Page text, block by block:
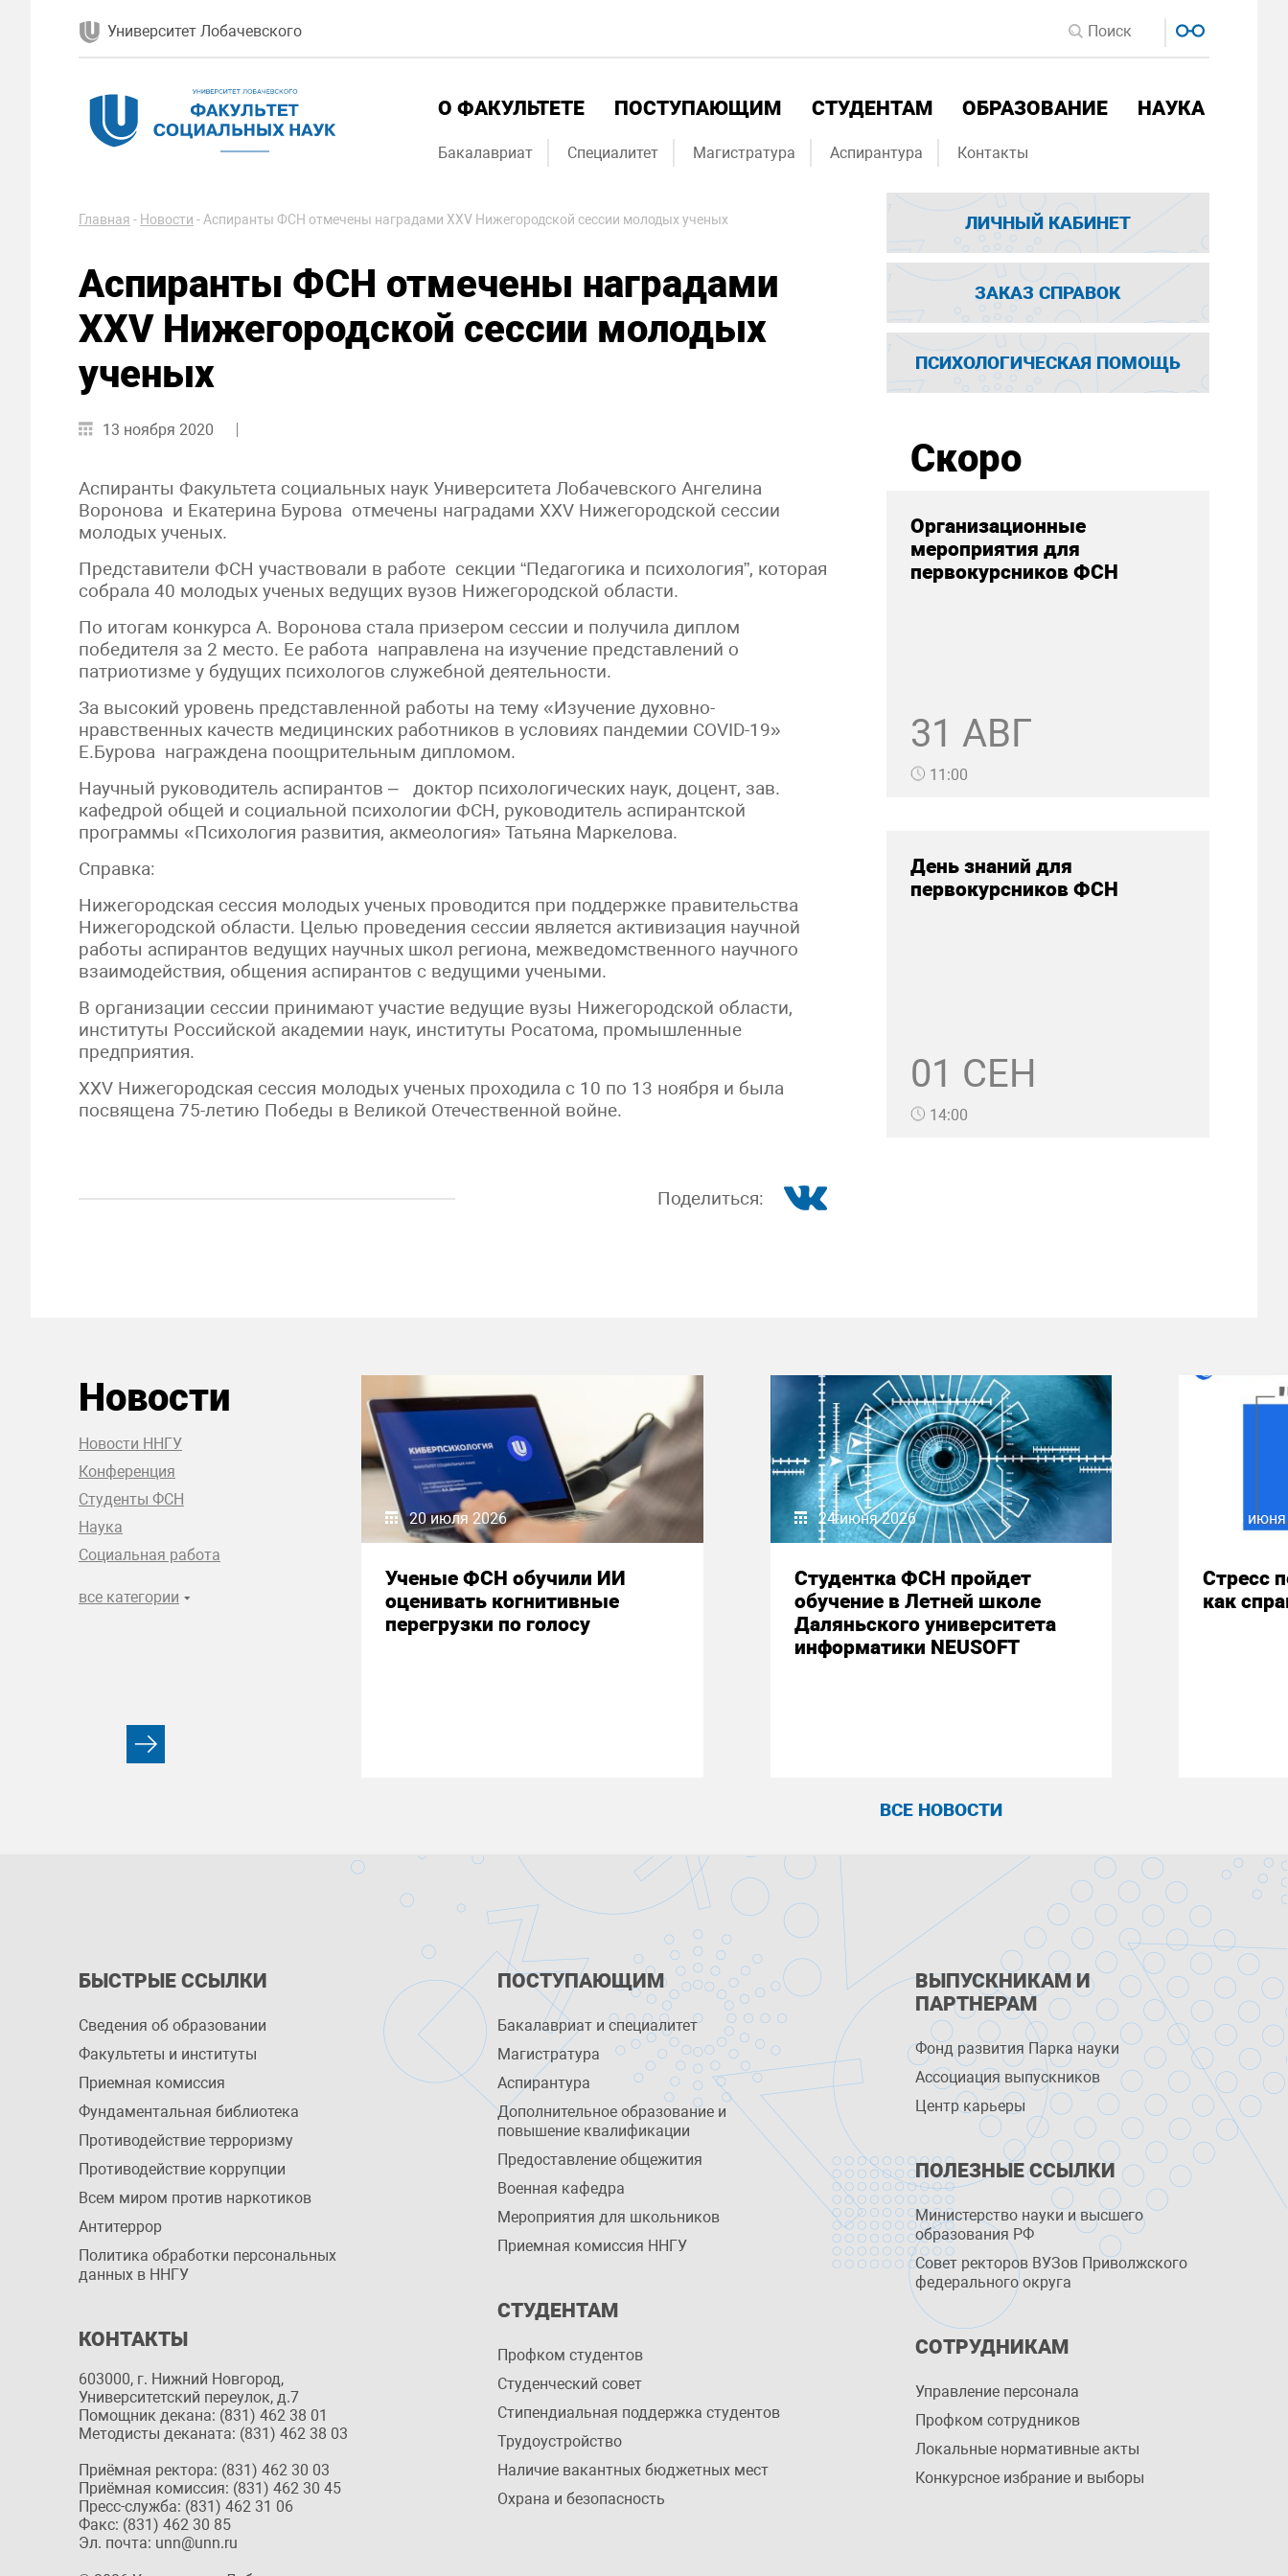
Университет Лобачевского
О ФАКУЛЬТЕТЕ ПОСТУПАЮЩИМ СТУДЕНТАМ ОБРАЗОВАНИЕ НАУКА
Бакалавриат Специалитет Магистратура Аспирантура Контакты
Главная - Новости -Аспиранты ФСН отмечены наградами XXV Нижегородской сессии молодых ученых
Аспиранты ФСН отмечены наградами
XXV Нижегородской сессии молодых
ученых
13 ноября 2020
Аспиранты Факультета социальных наук Университета Лобачевского Ангелина
Воронова и Екатерина Бурова отмечены наградами XXV Нижегородской сессии
молодых ученых.
Представители ФСН участвовали в работе секции “Педагогика и психология”, которая
собрала 40 молодых ученых ведущих вузов Нижегородской области.
По итогам конкурса А. Воронова стала призером сессии и получила диплом
победителя за 2 место. Ее работа направлена на изучение представлений о
патриотизме у будущих психологов служебной деятельности.
За высокий уровень представленной работы на тему «Изучение духовно-
нравственных качеств медицинских работников в условиях пандемии COVID-19»
Е.Бурова награждена поощрительным дипломом.
Научный руководитель аспирантов – доктор психологических наук, доцент, зав.
кафедрой общей и социальной психологии ФСН, руководитель аспирантской
программы «Психология развития, акмеология» Татьяна Маркелова.
Справка:
Нижегородская сессия молодых ученых проводится при поддержке правительства
Нижегородской области. Целью проведения сессии является активизация научной
работы аспирантов ведущих научных школ региона, межведомственного научного
взаимодействия, общения аспирантов с ведущими учеными.
В организации сессии принимают участие ведущие вузы Нижегородской области,
институты Российской академии наук, институты Росатома, промышленные
предприятия.
XXV Нижегородская сессия молодых ученых проходила с 10 по 13 ноября и была
посвящена 75-летию Победы в Великой Отечественной войне.
Поделиться:
ЛИЧНЫЙ КАБИНЕТ
ЗАКАЗ СПРАВОК
ПСИХОЛОГИЧЕСКАЯ ПОМОЩЬ
Скоро
Организационные
мероприятия для
первокурсников ФСН
31 АВГ
11:00
День знаний для
первокурсников ФСН
01 СЕН
14:00
Новости
Новости ННГУ
Конференция
Студенты ФСН
Наука
Социальная работа
все категории
20 июля 2026
Ученые ФСН обучили ИИ
оценивать когнитивные
перегрузки по голосу
24 июня 2026
Студентка ФСН пройдет
обучение в Летней школе
Даляньского университета
информатики NEUSOFT
08
Стресс
как
ВСЕ НОВОСТИ
БЫСТРЫЕ ССЫЛКИ
Сведения об образовании
Факультеты и институты
Приемная комиссия
Фундаментальная библиотека
Противодействие терроризму
Противодействие коррупции
Всем миром против наркотиков
Антитеррор
Политика обработки персональных
данных в ННГУ
КОНТАКТЫ
603000, г. Нижний Новгород,
Университетский переулок, д.7
Помощник декана: (831) 462 38 01
Методисты деканата: (831) 462 38 03
Приёмная ректора: (831) 462 30 03
Приёмная комиссия: (831) 462 30 45
Пресс-служба: (831) 462 31 06
Факс: (831) 462 30 85
Эл. почта: unn@unn.ru
ПОСТУПАЮЩИМ
Бакалавриат и специалитет
Магистратура
Аспирантура
Дополнительное образование и
повышение квалификации
Предоставление общежития
Военная кафедра
Мероприятия для школьников
Приемная комиссия ННГУ
СТУДЕНТАМ
Профком студентов
Студенческий совет
Стипендиальная поддержка студентов
Трудоустройство
Наличие вакантных бюджетных мест
Охрана и безопасность
ВЫПУСКНИКАМ И
ПАРТНЕРАМ
Фонд развития Парка науки
Ассоциация выпускников
Центр карьеры
ПОЛЕЗНЫЕ ССЫЛКИ
Министерство науки и высшего
образования РФ
Совет ректоров ВУЗов Приволжского
федерального округа
СОТРУДНИКАМ
Управление персоналa
Профком сотрудников
Локальные нормативные акты
Конкурсное избрание и выборы